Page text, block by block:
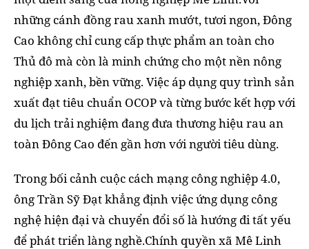
những cánh đồng rau xanh mướt, tươi ngon, Đông
Cao không chỉ cung cấp thực phẩm an toàn cho
Thủ đô mà còn là minh chứng cho một nền nông
nghiệp xanh, bền vững. Việc áp dụng quy trình sản
xuất đạt tiêu chuẩn OCOP và từng bước kết hợp với
du lịch trải nghiệm đang đưa thương hiệu rau an
toàn Đông Cao đến gần hơn với người tiêu dùng.
Trong bối cảnh cuộc cách mạng công nghiệp 4.0,
ông Trần Sỹ Đạt khẳng định việc ứng dụng công
nghệ hiện đại và chuyển đổi số là hướng đi tất yếu
để phát triển làng nghề.Chính quyền xã Mê Linh